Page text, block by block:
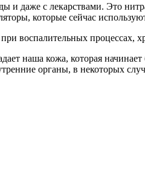
даже с лекарствами. Это
которые сейчас
воспалительных процессах,
наша кожа, которая
органы, в некоторых